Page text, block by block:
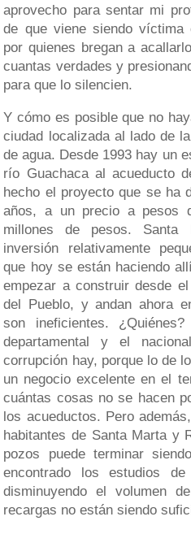
aprovecho para sentar mi
de que viene siendo víctima
por quienes bregan a
cuantas verdades y
para que lo silencien.
Y cómo es posible que no
ciudad localizada al lado de
de agua. Desde 1993 hay un
río Guachaca al acueducto
hecho el proyecto que se ha
años, a un precio a pesos
millones de pesos. Santa
inversión relativamente
que hoy se están haciendo
empezar a construir desde
del Pueblo, y andan ahora
son ineficientes.
departamental y el
corrupción hay, porque lo de
un negocio excelente en el
cuántas cosas no se hacen
los acueductos. Pero
habitantes de Santa Marta y
pozos puede terminar
encontrado los estudios
disminuyendo el volumen
recargas no están siendo